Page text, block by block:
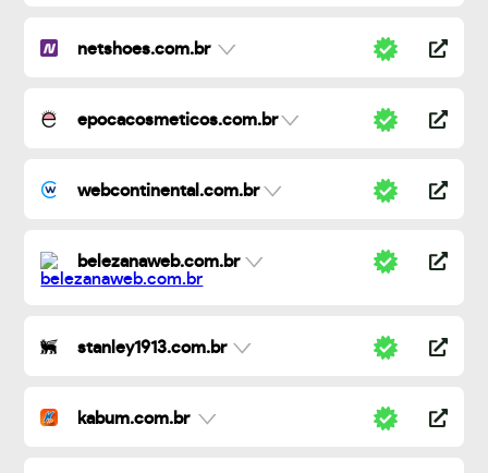
netshoes.com.br
epocacosmeticos.com.br
webcontinental.com.br
belezanaweb.com.br
stanley1913.com.br
kabum.com.br